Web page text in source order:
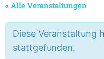
« Alle Veranstaltungen
Diese Veranstaltung
stattgefunden.